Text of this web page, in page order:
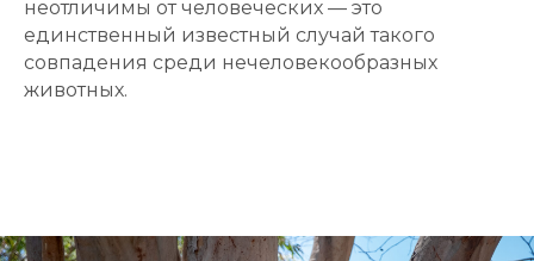
неотличимы от человеческих — это
единственный известный случай такого
совпадения среди нечеловекообразных
животных.